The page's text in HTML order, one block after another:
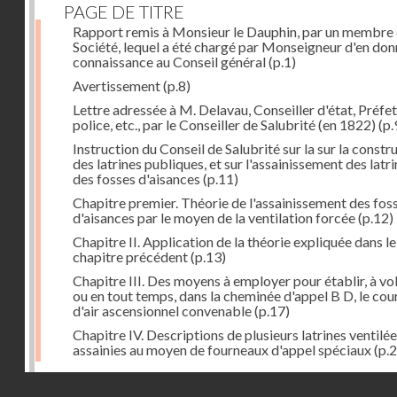
PAGE DE TITRE
Rapport remis à Monsieur le Dauphin, par un membre
Société, lequel a été chargé par Monseigneur d'en
connaissance au Conseil général(p.1)
Avertissement(p.8)
Lettre adressée à M. Delavau, Conseiller d'état,
police, etc., par le Conseiller de Salubrité (en 1822)
Instruction du Conseil de Salubrité sur la sur la
des latrines publiques, et sur l'assainissement des
des fosses d'aisances (p.11)
Chapitre premier. Théorie de l'assainissement des
d'aisances par le moyen de la ventilation forcée(p.12)
Chapitre II. Application de la théorie expliquée dans le
chapitre précédent(p.13)
Chapitre III. Des moyens à employer pour établir, à
ou en tout temps, dans la cheminée d'appel B D, le
d'air ascensionnel convenable(p.17)
Chapitre IV. Descriptions de plusieurs latrines
assainies au moyen de fourneaux d'appel spéciaux
Dernière image